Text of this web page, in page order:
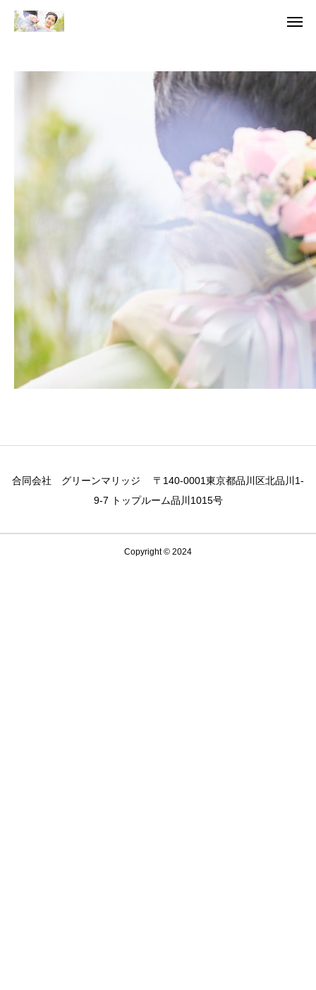
合同会社 グリーンマリッジ 〒140-0001東京都品川区北品川1-
9-7 トップルーム品川1015号
Copyright © 2024
無料相談
サービス&料金
結婚相談所選び
ブログ